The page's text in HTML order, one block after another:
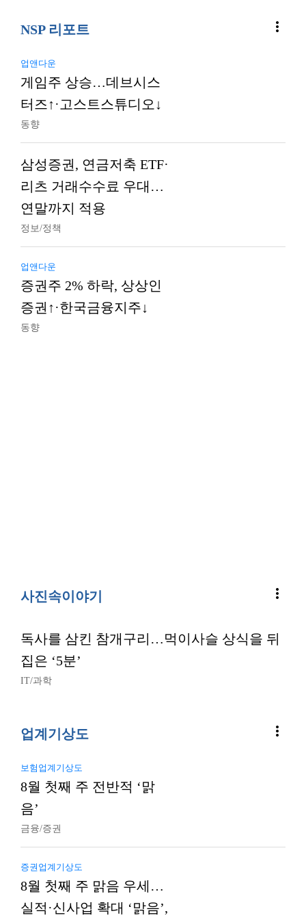
NSP 리포트 more_vert
업앤다운
게임주 상승…데브시스
터즈↑·고스트스튜디오↓
동향
삼성증권, 연금저축 ETF·
리츠 거래수수료 우대…
연말까지 적용
정보/정책
업앤다운
증권주 2% 하락, 상상인
증권↑·한국금융지주↓
동향
사진속이야기 more_vert
독사를 삼킨 참개구리…먹이사슬 상식을 뒤
집은 ‘5분’
IT/과학
업계기상도 more_vert
보험업계기상도
8월 첫째 주 전반적 ‘맑
음’
금융/증권
증권업계기상도
8월 첫째 주 맑음 우세…
실적·신사업 확대 ‘맑음’,